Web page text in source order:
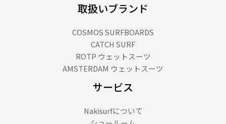
取扱いブランド
COSMOS SURFBOARDS
CATCH SURF
ROTP ウェットスーツ
AMSTERDAM ウェットスーツ
サービス
Nakisurfについて